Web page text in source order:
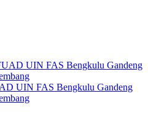
UIN FAS Bengkulu Gandeng